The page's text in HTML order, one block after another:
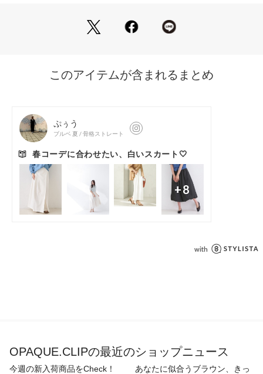
・裏地なし
※オフホワイト（003はやや透け感があるため、インナーの着
用をおすすめします。
※照明の関係により、実際よりも色味が違って見える場合があ
ります。また、パソコン・スマートフォンなどの環境により、
若干製品と画像のカラーが異なる場合もございます。
OPAQUE.CLIPの最近のショップニュース
今週の新入荷商品をCheck！
あなたに似合うブラウン、きっ